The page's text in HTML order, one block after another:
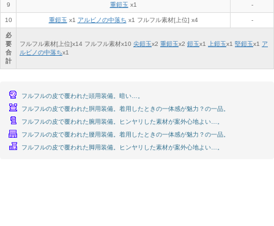
9 重鎧玉 x1 -
10 重鎧玉 x1 アルビノの中落ち x1 フルフル素材[上位] x4 -
必
要
合
計
フルフル素材[上位]x14 フルフル素材x10 尖鎧玉x2 重鎧玉x2 鎧玉x1 上鎧玉x1 堅鎧玉x1 ア
ルビノの中落ちx1
フルフルの皮で覆われた頭用装備。暗い…。
フルフルの皮で覆われた胴用装備。着用したときの一体感が魅力？の一品。
フルフルの皮で覆われた腕用装備。ヒンヤリした素材が案外心地よい…。
フルフルの皮で覆われた腰用装備。着用したときの一体感が魅力？の一品。
フルフルの皮で覆われた脚用装備。ヒンヤリした素材が案外心地よい…。